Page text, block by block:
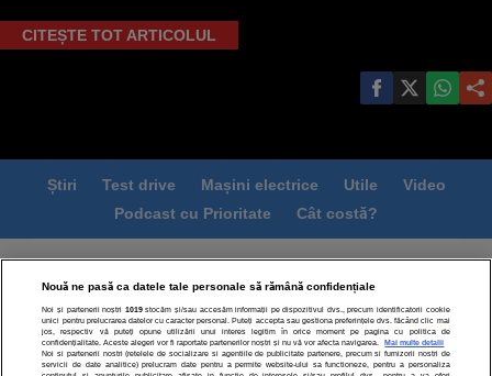
CITEȘTE TOT ARTICOLUL
Știri Test drive Mașini electrice Utile
Video
Podcast cu Prioritate
Cât costă?
Termeni si conditii
Politica de confidentialitate
Politica de cookies
Echipa editorială
Modifică Setările
Nouă ne pasă ca datele tale personale să rămână confidențiale
Noi și partenerii noștri 1019stocăm și/sau accesăm informații pe dispozitivul dvs., precum identificatorii cookie
unici pentru prelucrarea datelor cu caracter personal. Puteți accepta sau gestiona preferințele dvs. făcând clic mai
jos, respectiv vă puteți opune utilizării unui interes legitim în orice moment pe pagina cu politica de
confidențialitate. Aceste alegeri vor fi raportate partenerilor noștri și nu vă vor afecta navigarea.
Mai multe detalii
Noi si partenerii nostri (retelele de socializare si agentiile de publicitate partenere, precum si furnizorii nostri de
servicii de date analitice) prelucram date pentru a permite website-ului sa functioneze, pentru a personaliza